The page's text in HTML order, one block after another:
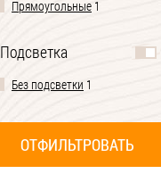
Прямоугольные 1
Подсветка
Без подсветки 1